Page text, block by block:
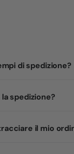
di spedizione?
spedizione?
il mio